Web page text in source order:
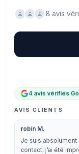
8 avis
4 avis vérifiés
AVIS CLIENTS
robin M.
Je suis absolument
contact, j’ai été